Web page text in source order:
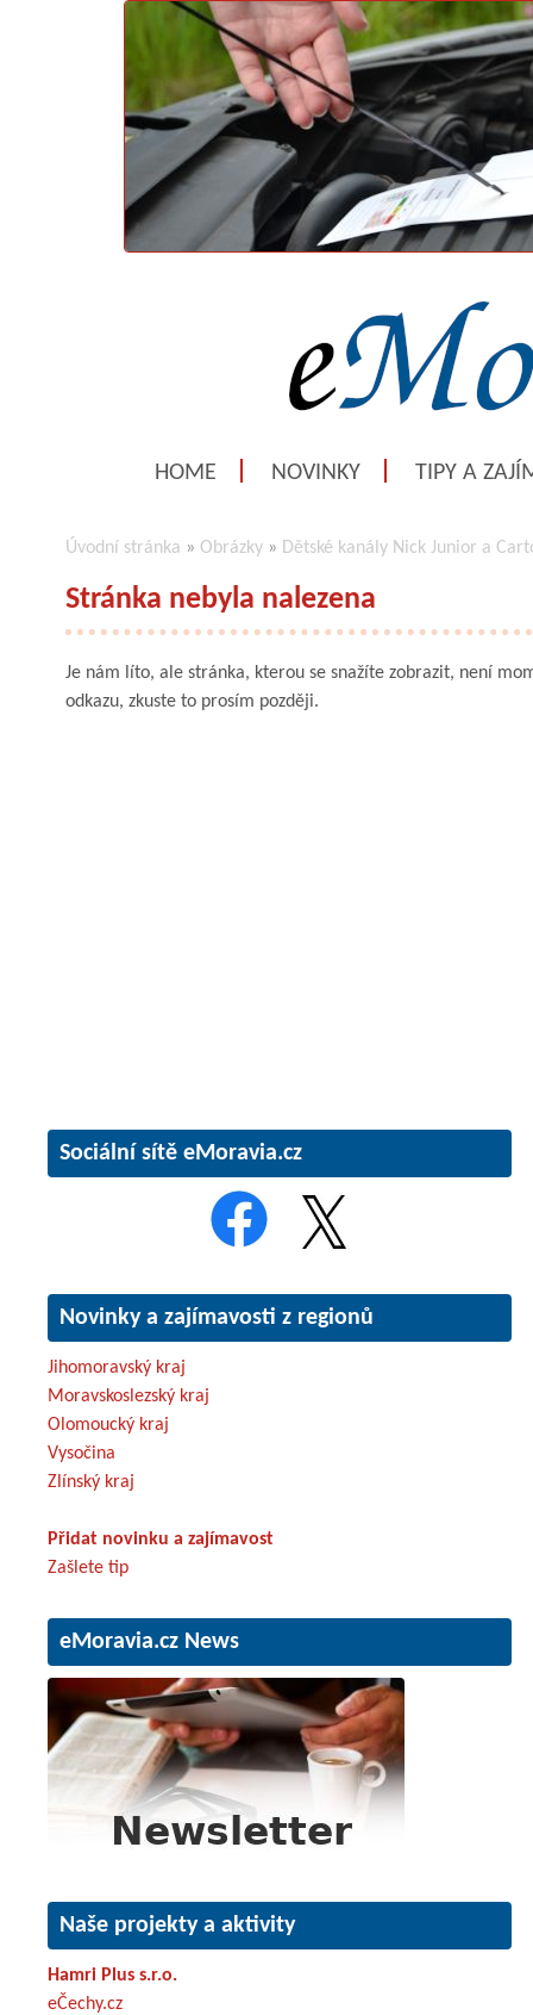
HOME NOVINKY TIPY A
Úvodní stránka » Obrázky » Dětské kanály Nick Junior a
Stránka nebyla nalezena
Je nám líto, ale stránka, kterou se snažíte zobrazit, není
odkazu, zkuste to prosím později.
Sociální sítě eMoravia.cz
Novinky a zajímavosti z regionů
Jihomoravský kraj
Moravskoslezský kraj
Olomoucký kraj
Vysočina
Zlínský kraj
Přidat novinku a zajímavost
Zašlete tip
eMoravia.cz News
Naše projekty a aktivity
Hamri Plus s.r.o.
eČechy.cz